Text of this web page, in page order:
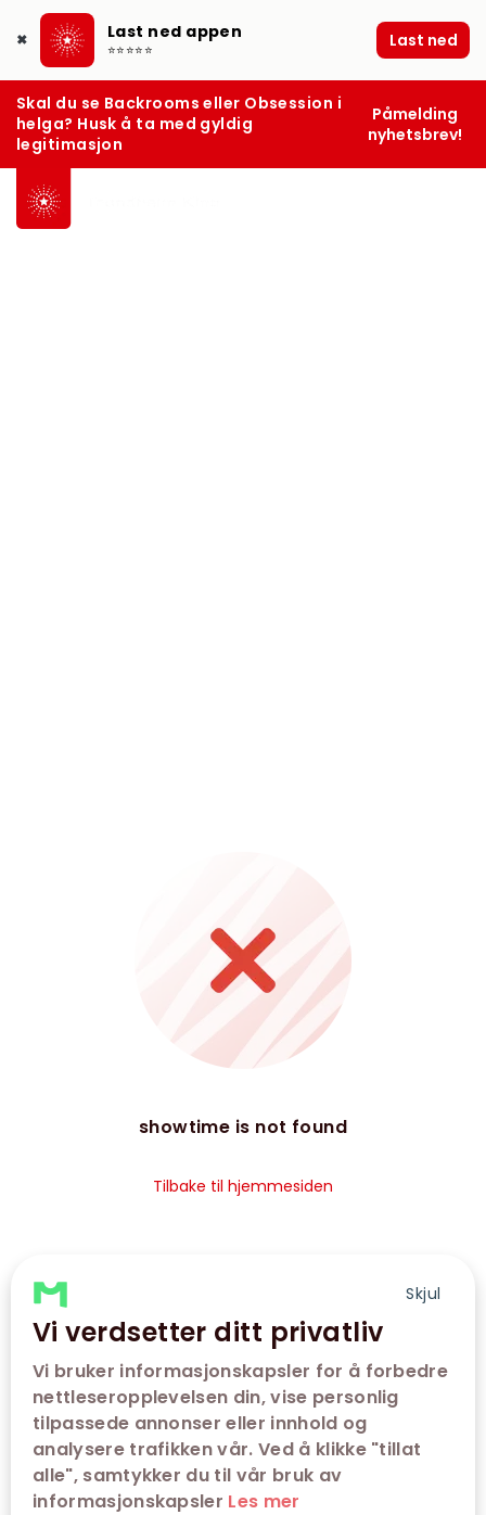
Skjul
Vi verdsetter ditt privatliv
Vi bruker informasjonskapsler for å forbedre
nettleseropplevelsen din, vise personlig
tilpassede annonser eller innhold og
analysere trafikken vår. Ved å klikke "tillat
alle", samtykker du til vår bruk av
informasjonskapsler Les mer
✖ Last ned appen
⭐⭐⭐⭐⭐ Last ned
Skal du se Backrooms eller Obsession i
helga? Husk å ta med gyldig
legitimasjon
Påmelding
nyhetsbrev!
showtime is not found
Tilbake til hjemmesiden